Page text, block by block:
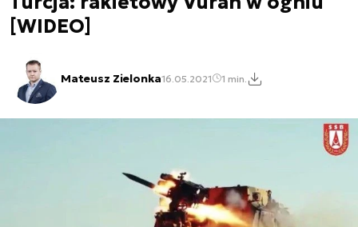
[WIDEO]
Mateusz Zielonka16.05.2021 1 min.